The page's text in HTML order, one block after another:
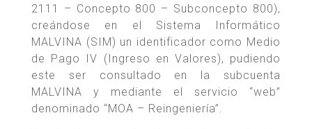
2111 – Concepto 800 – Subconcepto 800),
creándose en el Sistema Informático
MALVINA (SIM) un identificador como Medio
de Pago IV (Ingreso en Valores), pudiendo
este ser consultado en la subcuenta
MALVINA y mediante el servicio “web”
denominado “MOA – Reingeniería”.